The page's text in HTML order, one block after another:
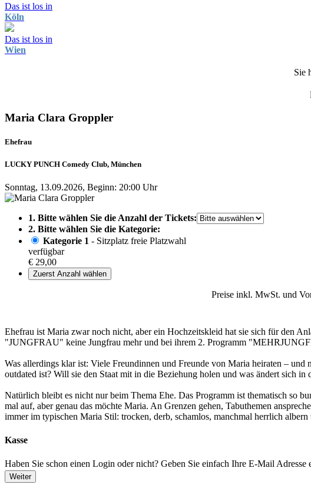
Das ist los in
Köln
Das ist los in
Wien
Sie
Maria Clara Groppler
Ehefrau
LUCKY PUNCH Comedy Club, München
Sonntag, 13.09.2026, Beginn: 20:00 Uhr
1. Bitte wählen Sie die Anzahl der Tickets:
2. Bitte wählen Sie die Kategorie:
Kategorie 1 - Sitzplatz freie Platzwahl
verfügbar
€ 29,00
Zuerst Anzahl wählen
Preise inkl. MwSt. und
Ehefrau ist Maria zwar noch nicht, aber ein Hochzeitskleid hat sie sich für den
"JUNGFRAU" keine Jungfrau mehr und bei ihrem 2. Programm
Was allerdings klar ist: Viele Freundinnen und Freunde von Maria heiraten –
outdated ist? Will sie den Staat mit in die Beziehung holen und was ändert sich
Natürlich bleibt es nicht nur beim Thema Ehe. Das Programm ist thematisch so
mal auf, aber genau das möchte Maria. An Grenzen gehen, Tabuthemen
immer im typischen Maria Stil: trocken, derb, schamlos, manchmal herrlich
Kasse
Haben Sie schon einen Login oder nicht? Geben Sie einfach Ihre E-Mail Adresse
Weiter